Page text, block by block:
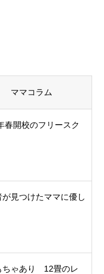
ママコラム
春開校のフリースク
が見つけたママに優し
ちゃあり 12畳のレ